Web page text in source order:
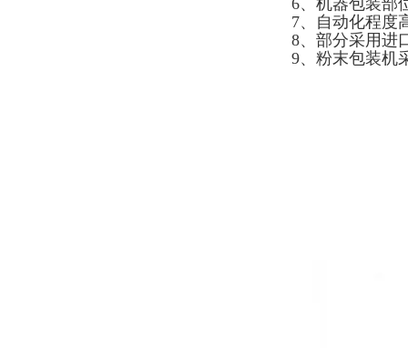
6、机器包装部
7、自动化程度
8、部分采用进
9、粉末包装机